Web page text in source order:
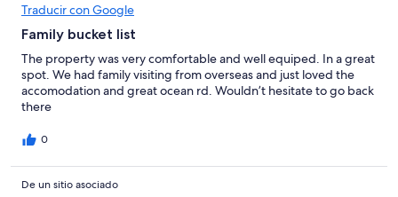
Traducir con Google
Family bucket list
The property was very comfortable and well equiped. In a great
spot. We had family visiting from overseas and just loved the
accomodation and great ocean rd. Wouldn’t hesitate to go back
there
0
De un sitio asociado